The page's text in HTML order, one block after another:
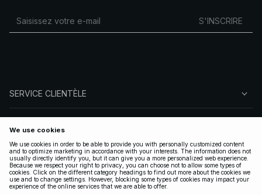
S'INSCRIRE
SERVICE CLIENTÈLE
SUIVEZ-NOUS
LÉGAL